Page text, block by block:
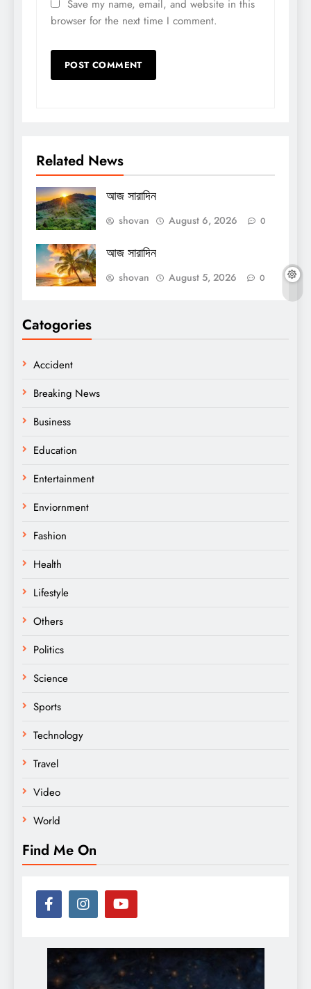
Save my name, email, and website in this
browser for the next time I comment.
Related News
আজ সারাদিন
shovan August 6, 2026 0
আজ সারাদিন
shovan August 5, 2026 0
Catogories
Accident
Breaking News
Business
Education
Entertainment
Enviornment
Fashion
Health
Lifestyle
Others
Politics
Science
Sports
Technology
Travel
Video
World
Find Me On